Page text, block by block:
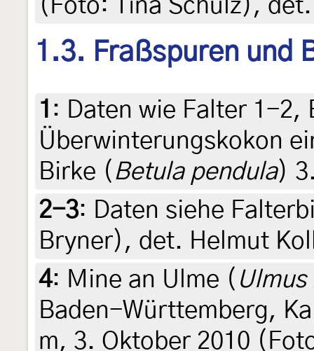
(Foto: Tina Schulz),
1.3. Fraßspuren und
1 : Daten wie Falter 1-2,
Überwinterungskokon
Birke ( Betula pendula)
2-3: Daten siehe
Bryner), det. Helmut
4: Mine an Ulme ( Ulmus
Baden-Württemberg,
m, 3. Oktober 2010